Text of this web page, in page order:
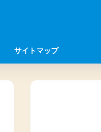
サイトマップ